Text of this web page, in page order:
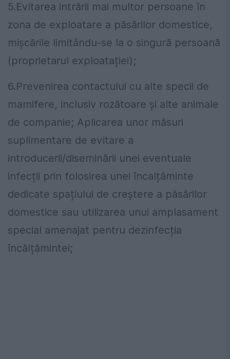
5.Evitarea intrării mai multor persoane în
zona de exploatare a păsărilor domestice,
mișcările limitându-se la o singură persoană
(proprietarul exploatației);
6.Prevenirea contactului cu alte specii de
mamifere, inclusiv rozătoare și alte animale
de companie; Aplicarea unor măsuri
suplimentare de evitare a
introducerii/diseminării unei eventuale
infecții prin folosirea unei încalțăminte
dedicate spațiului de creștere a păsărilor
domestice sau utilizarea unui amplasament
special amenajat pentru dezinfecția
încălțămintei;